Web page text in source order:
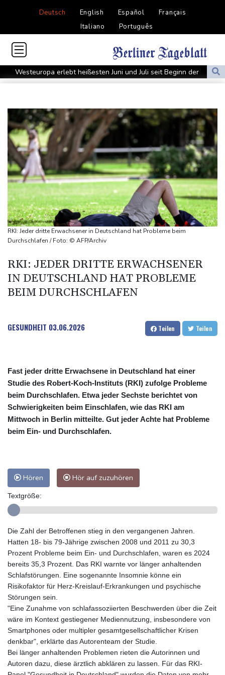
Deutsch English Español
Français
Italiano
Português
Westeuropa erlebt heißesten Juni und Juli seit Beginn der
Aufzeichnungen
davon im Gazastreifen
Trump verzichtet offenbar vorerst auf Angriffe auf Iran: "Halten
uns zurück"
Trauer um Jorge Messi: Fußballstar Lionel Messi nimmt Abschied
von seinem Vater
Nowitzki trauert um ersten NBA-Coach Nelson: "RIP, Legende"
Neuer Waldbrand in Südfrankreich: Mehr als 200
Feuerwehrleute im Einsatz
Umfrage: Mehrheit der Deutschen gegen Abschaffung der
"Rente mit 63"
Bericht: Dobrindt verdoppelt Anti-Drohnen-Einheiten der
Bundespolizei
Netanjahu lehnt von Trump unterstützten 15-Punkte-Plan für
RKI: Jeder dritte Erwachsener in Deutschland hat Probleme beim
Durchschlafen / Foto: © AFP/Archiv
RKI: JEDER DRITTE ERWACHSENER
IN DEUTSCHLAND HAT PROBLEME
BEIM DURCHSCHLAFEN
GESUNDHEIT 03.06.2026 Teilen Teilen
Fast jeder dritte Erwachsene in Deutschland hat einer
Studie des Robert-Koch-Instituts (RKI) zufolge Probleme
beim Durchschlafen. Etwa jeder Sechste berichtet von
Schwierigkeiten beim Einschlafen, wie das RKI am
Mittwoch in Berlin mitteilte. Gut jeder Achte hat Probleme
beim Ein- und Durchschlafen.
Hören Hör auf zuzuhören
Textgröße:
Die Zahl der Betroffenen stieg in den vergangenen Jahren.
Hatten 18- bis 79-Jährige zwischen 2008 und 2011 zu 30,3
Prozent Probleme beim Ein- und Durchschlafen, waren es 2024
bereits 35,3 Prozent. Das RKI warnte vor länger anhaltenden
Schlafstörungen. Eine sogenannte Insomnie könne ein
Risikofaktor für Herz-Kreislauf-Erkrankungen und psychische
Störungen sein.
"Eine Zunahme von schlafassoziierten Beschwerden über die Zeit
wäre im Kontext gestiegener Mediennutzung, insbesondere von
Smartphones oder multipler gesamtgesellschaftlicher Krisen
denkbar", erklärte das Autorenteam der Studie.
Bei länger anhaltenden Problemen rieten die Autorinnen und
Autoren dazu, diese ärztlich abklären zu lassen. Für das RKI-